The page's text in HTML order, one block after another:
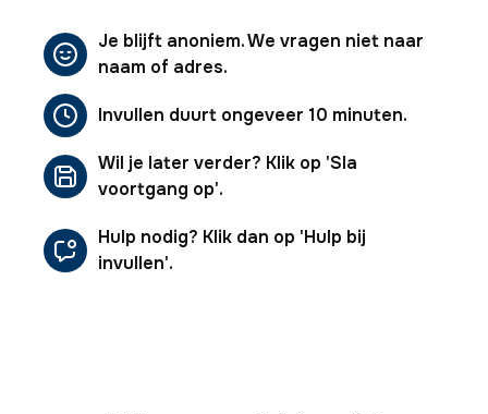
Je blijft anoniem. We vragen niet naar
naam of adres.
Invullen duurt ongeveer 10 minuten.
Wil je later verder? Klik op 'Sla
voortgang op'.
Hulp nodig? Klik dan op 'Hulp bij
invullen'.